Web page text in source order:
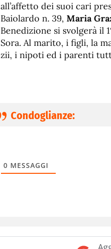
all’affetto dei suoi cari
Baiolardo n. 39, Maria
Benedizione si svolgerà il
Sora. Al marito, i figli, la
zii, i nipoti ed i parenti
Condoglianze:
0 MESSAGGI